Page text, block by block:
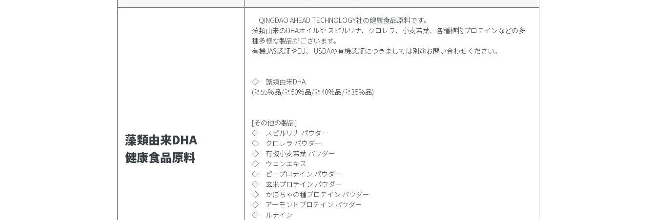
藻類由来DHA
健康食品原料
QINGDAO AHEAD TECHNOLOGY社の健康食品原料です。
藻類由来のDHAオイルや スピルリナ、クロレラ、小麦若葉、各種植物プロテインなどの多
種多様な製品がございます。
有機JAS認証やEU、 USDAの有機認証につきましては別途お問い合わせください。
◇ 藻類由来DHA
(≧55%品/≧50%品/≧40%品/≧35%品)
[その他の製品]
◇ スピルリナ パウダー
◇ クロレラ パウダー
◇ 有機小麦若葉 パウダー
◇ ウコンエキス
◇ ピープロテイン パウダー
◇ 玄米プロテイン パウダー
◇ かぼちゃの種プロテイン パウダー
◇ アーモンドプロテイン パウダー
◇ ルテイン